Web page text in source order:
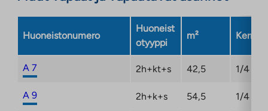
Huoneistonumero
Huoneist
otyyppi
m² Kerros
A 7 2h+kt+s 42,5 1/4
A 9 2h+k+s 54,5 1/4